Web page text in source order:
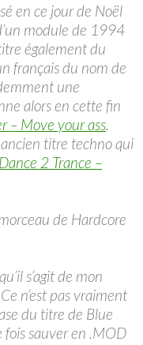
en ce jour de Noël
module de 1994
également du
français du nom de
une
alors en cette fin
– Move your ass.
titre techno qui
Dance 2 Trance –
de Hardcore
s’agit de mon
n’est pas vraiment
du titre de Blue
sauver en .MOD